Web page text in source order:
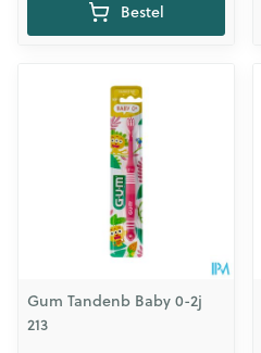
Bestel
Gum Tandenb Baby 0-2j
213